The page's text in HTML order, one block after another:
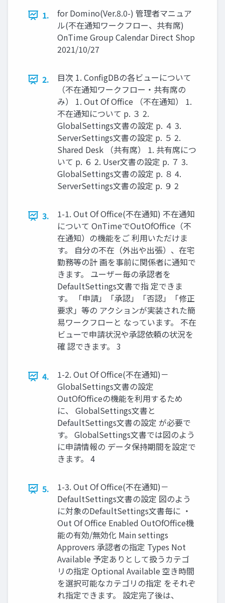
1.
for Domino(Ver.8.0-) 管理者マニュア
ル(不在通知ワークフロー、共有席)
OnTime Group Calendar Direct Shop
2021/10/27
2.
目次 1. ConfigDBの各ビューについて
（不在通知ワークフロー・共有席の
み） 1. Out Of Office （不在通知） 1.
不在通知について p. ３ 2.
GlobalSettings文書の設定 p. ４ 3.
ServerSettings文書の設定 p. ５ 2.
Shared Desk （共有席） 1. 共有席につ
いて p. ６ 2. User文書の設定 p. ７ 3.
GlobalSettings文書の設定 p. ８ 4.
ServerSettings文書の設定 p. ９ 2
3.
1-1. Out Of Office(不在通知) 不在通知
について OnTimeでOutOfOffice（不
在通知）の機能をご 利用いただけま
す。 自分の不在（外出や出張）、在宅
勤務等の計 画を事前に関係者に通知で
きます。 ユーザー毎の承認者を
DefaultSettings文書で指 定できま
す。 「申請」「承認」「否認」「修正
要求」等の アクションが実装された簡
易ワークフローと なっています。 不在
ビューで申請状況や承認依頼の状況を
確 認できます。 3
4.
1-2. Out Of Office(不在通知)－
GlobalSettings文書の設定
OutOfOfficeの機能を利用するため
に、 GlobalSettings文書と
DefaultSettings文書の設定 が必要で
す。 GlobalSettings文書では図のよう
に申請情報の データ保持期間を設定で
きます。 4
5.
1-3. Out Of Office(不在通知)－
DefaultSettings文書の設定 図のよう
に対象のDefaultSettings文書毎に ・
Out Of Office Enabled OutOfOffice機
能の有効/無効化 Main settings
Approvers 承認者の指定 Types Not
Available 予定ありとして扱うカテゴ
リの指定 Optional Available 空き時間
を選択可能なカテゴリの指定 をそれぞ
れ指定できます。 設定完了後は、